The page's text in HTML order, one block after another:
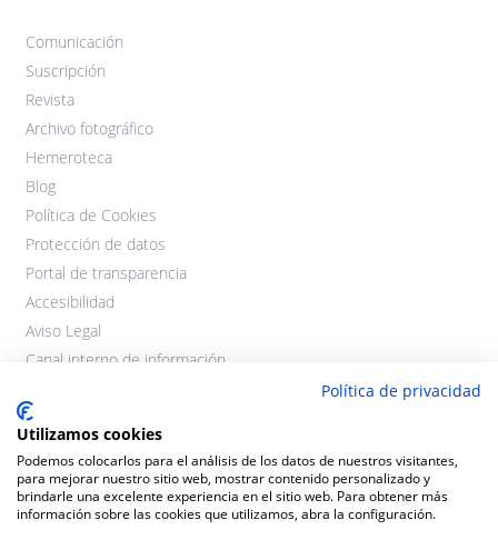
Comunicación
Suscripción
Revista
Archivo fotográfico
Hemeroteca
Blog
Política de Cookies
Protección de datos
Portal de transparencia
Accesibilidad
Aviso Legal
Canal interno de información
Política de privacidad
Utilizamos cookies
Podemos colocarlos para el análisis de los datos de nuestros visitantes,
para mejorar nuestro sitio web, mostrar contenido personalizado y
brindarle una excelente experiencia en el sitio web. Para obtener más
información sobre las cookies que utilizamos, abra la configuración.